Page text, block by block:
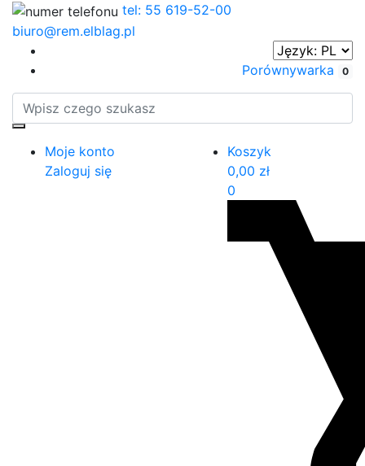
tel: 55 619-52-00
biuro@rem.elblag.pl
Porównywarka 0
Moje konto
Zaloguj się
Koszyk
0,00 zł
0